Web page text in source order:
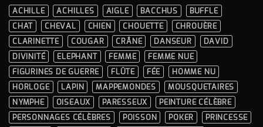
?
GUIDE
COMPLET
ET
CONSEILS
PRATIQUES
ACHILLE ACHILLES AIGLE BACCHUS
BUFFLE
CHAT
CHEVAL CHIEN CHOUETTE
CHROUÈRE
CLARINETTE
COUGAR CRÂNE DANSEUR
DAVID
DIVINITÉ
ELEPHANT FEMME
FEMME NUE
FIGURINES DE GUERRE
FLÛTE FÉE
HOMME NU
HORLOGE
LAPIN MAPPEMONDES
MOUSQUETAIRES
NYMPHE
OISEAUX PARESSEUX
PEINTURE CÉLÈBRE
PERSONNAGES CÉLÈBRES
POISSON POKER PRINCESSE